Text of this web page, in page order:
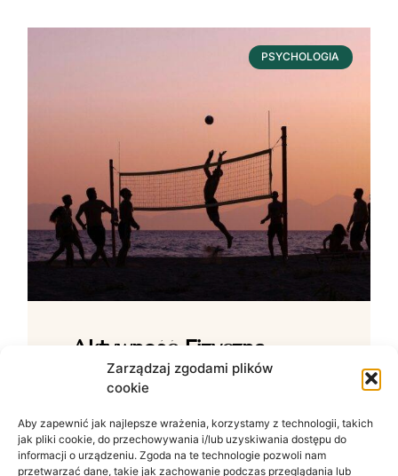
Zarządzaj zgodami plików
cookie
Aby zapewnić jak najlepsze wrażenia, korzystamy z technologii, takich
jak pliki cookie, do przechowywania i/lub uzyskiwania dostępu do
informacji o urządzeniu. Zgoda na te technologie pozwoli nam
przetwarzać dane, takie jak zachowanie podczas przeglądania lub
PSYCHOLOGIA
Aktywność Fizyczna –
Jak Ćwiczenia Wpływają
Na Samopoczucie?
Wpływ ruchu na zdrowie psychiczne W
świecie zdominowanym przez siedzący
tryb życia i nieustanny szum informacyjny